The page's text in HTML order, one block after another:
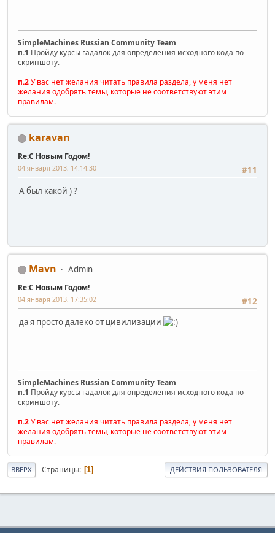
SimpleMachines Russian Community Team
п.1 Пройду курсы гадалок для определения исходного кода по
скриншоту.
п.2У вас нет желания читать правила раздела, у меня нет
желания одобрять темы, которые не соответствуют этим
правилам.
karavan
Re:С Новым Годом!
#11
04 января 2013, 14:14:30
А был какой ) ?
Mavn Admin
Re:С Новым Годом!
#12
04 января 2013, 17:35:02
да я просто далеко от цивилизации
SimpleMachines Russian Community Team
п.1 Пройду курсы гадалок для определения исходного кода по
скриншоту.
п.2У вас нет желания читать правила раздела, у меня нет
желания одобрять темы, которые не соответствуют этим
правилам.
ВВЕРХ Страницы 1 ДЕЙСТВИЯ ПОЛЬЗОВАТЕЛЯ